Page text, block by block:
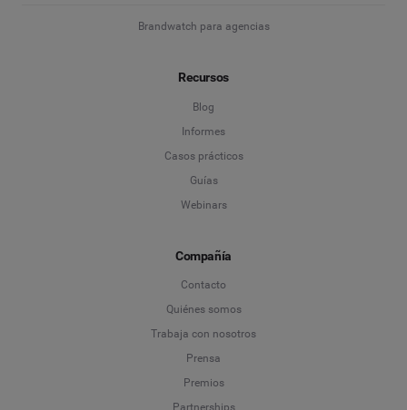
Brandwatch para agencias
Recursos
Blog
Informes
Casos prácticos
Guías
Webinars
Compañía
Contacto
Quiénes somos
Trabaja con nosotros
Prensa
Premios